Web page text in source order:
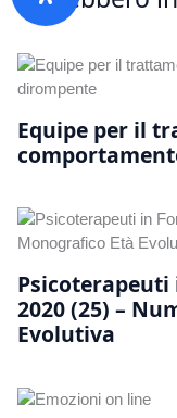
Equipe per il
Psicoterapeuti
2020 (25) –
Evolutiva